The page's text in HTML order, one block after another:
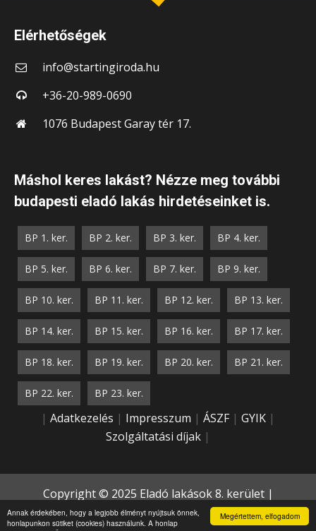
Megértettem, elfogadom
Annak érdekében, hogy a legjobb élményt nyújtsuk önnek,
honlapunkon sütiket (cookies) használunk. A honlap
Elérhetőségek
info@startingiroda.hu
+36-20-989-0690
1076 Budapest Garay tér 17.
Máshol keres lakást? Nézze meg további
budapesti eladó lakás hirdetéseinket is.
BP 1. ker. BP 2. ker. BP 3. ker. BP 4. ker.
BP 5. ker. BP 6. ker. BP 7. ker. BP 9. ker.
BP 10. ker. BP 11. ker. BP 12. ker. BP 13. ker.
BP 14. ker. BP 15. ker. BP 16. ker. BP 17. ker.
BP 18. ker. BP 19. ker. BP 20. ker. BP 21. ker.
BP 22. ker. BP 23. ker.
| Adatkezelés | Impresszum | ÁSZF | GYIK |
Szolgáltatási díjak |
Copyright © 2025 Eladó lakások 8. kerület |
Publikálta:TrS WebDesign